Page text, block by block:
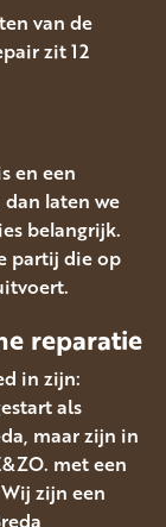
van de
zit 12
en een
laten we
belangrijk.
partij die op
reparatie
in zijn:
als
maar zijn in
met een
zijn een